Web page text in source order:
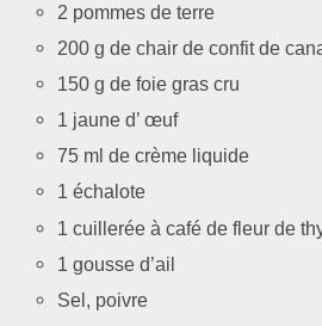
2 pommes de terre
200 g de chair de confit de
150 g de foie gras cru
1 jaune d’ œuf
75 ml de crème liquide
1 échalote
1 cuillerée à café de fleur de
1 gousse d’ail
Sel, poivre